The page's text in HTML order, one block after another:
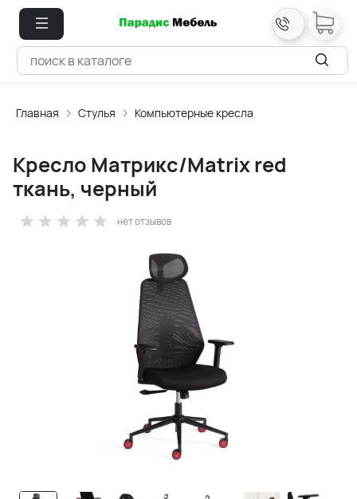
Главная Стулья Компьютерные кресла
Кресло Матрикс/Matrix red
ткань, черный
нет отзывов